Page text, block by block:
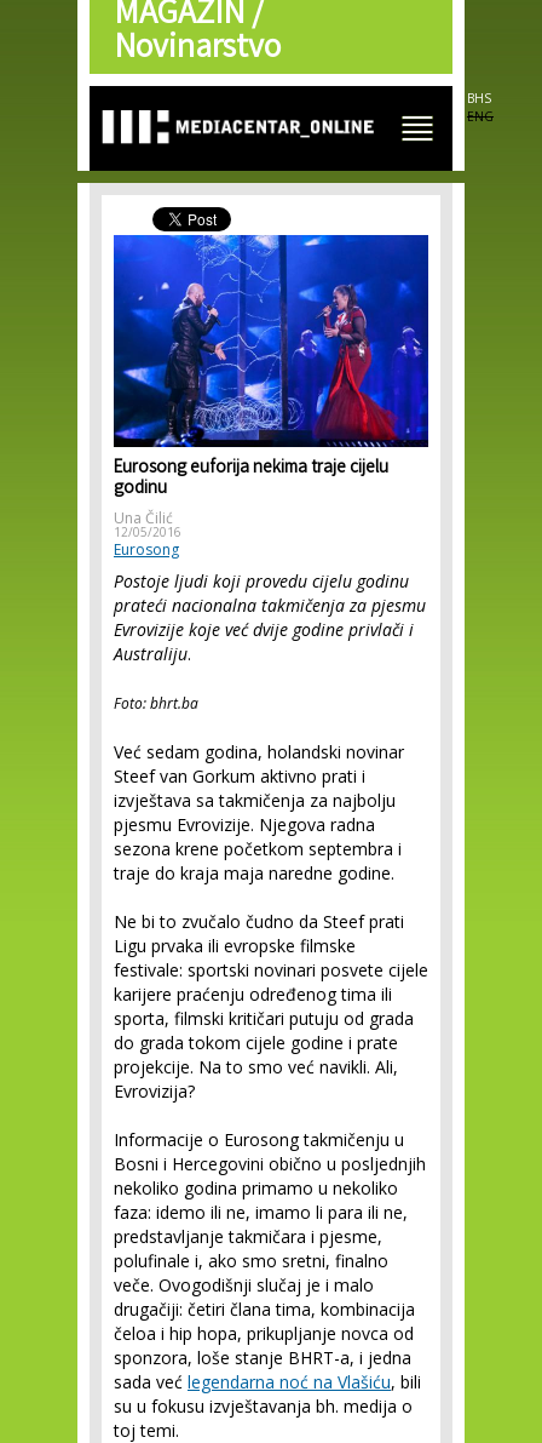
Skip to
main
content
MAGAZIN /
Novinarstvo
BHS
ENG
Eurosong euforija nekima traje cijelu
godinu
Una Čilić
12/05/2016
Eurosong
Postoje ljudi koji provedu cijelu godinu
prateći nacionalna takmičenja za pjesmu
Evrovizije koje već dvije godine privlači i
Australiju.
Foto: bhrt.ba
Već sedam godina, holandski novinar
Steef van Gorkum aktivno prati i
izvještava sa takmičenja za najbolju
pjesmu Evrovizije. Njegova radna
sezona krene početkom septembra i
traje do kraja maja naredne godine.
Ne bi to zvučalo čudno da Steef prati
Ligu prvaka ili evropske filmske
festivale: sportski novinari posvete cijele
karijere praćenju određenog tima ili
sporta, filmski kritičari putuju od grada
do grada tokom cijele godine i prate
projekcije. Na to smo već navikli. Ali,
Evrovizija?
Informacije o Eurosong takmičenju u
Bosni i Hercegovini obično u posljednjih
nekoliko godina primamo u nekoliko
faza: idemo ili ne, imamo li para ili ne,
predstavljanje takmičara i pjesme,
polufinale i, ako smo sretni, finalno
veče. Ovogodišnji slučaj je i malo
drugačiji: četiri člana tima, kombinacija
čeloa i hip hopa, prikupljanje novca od
sponzora, loše stanje BHRT-a, i jedna
sada već legendarna noć na Vlašiću, bili
su u fokusu izvještavanja bh. medija o
toj temi.